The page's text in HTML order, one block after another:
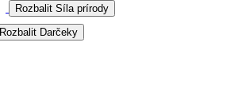
Rozbalit Síla prírody
Rozbalit Darčeky